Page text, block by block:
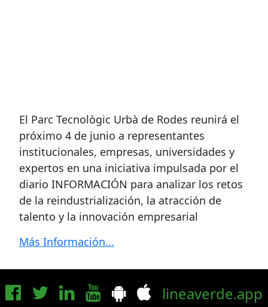
El Parc Tecnològic Urbà de Rodes reunirá el
próximo 4 de junio a representantes
institucionales, empresas, universidades y
expertos en una iniciativa impulsada por el
diario INFORMACIÓN para analizar los retos
de la reindustrialización, la atracción de
talento y la innovación empresarial
Más Información...
lineaverde.app